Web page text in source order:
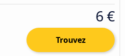
6 €
Trouvez